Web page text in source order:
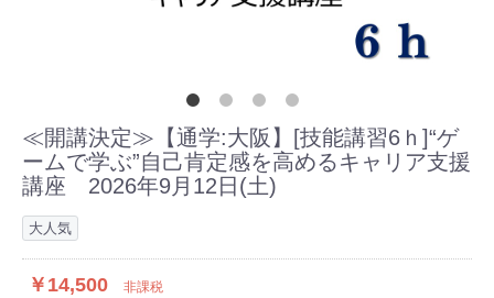
≪開講決定≫【通学:大阪】[技能講習6ｈ]“ゲ
ームで学ぶ”自己肯定感を高めるキャリア支援
講座 2026年9月12日(土)
大人気
￥14,500 非課税